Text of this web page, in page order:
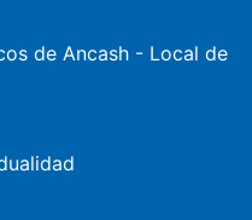
de Ancash - Local de